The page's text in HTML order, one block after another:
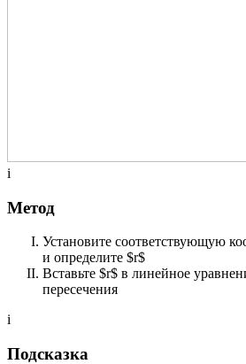
i
Метод
Установите соответствующую
и определите $r$
Вставьте $r$ в линейное
пересечения
i
Подсказка